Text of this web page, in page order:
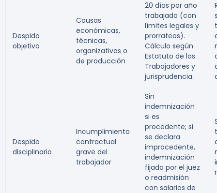
Despido
objetivo
Causas
económicas,
técnicas,
organizativas o
de producción
20 días por año
trabajado (con
límites legales y
prorrateos).
Cálculo según
Estatuto de los
Trabajadores y
jurisprudencia.
Despido
disciplinario
Incumplimiento
contractual
grave del
trabajador
Sin
indemnización
si es
procedente; si
se declara
improcedente,
indemnización
fijada por el juez
o readmisión
con salarios de